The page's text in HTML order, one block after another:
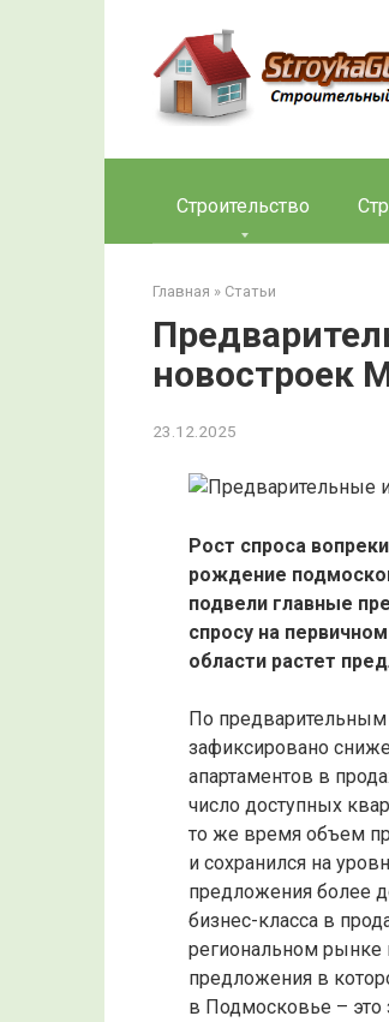
Строительство
Главная » Статьи
новостроек
23.12.2025
Рост спроса
рождение
подвели главные
спросу на
области растет
По предварительным
зафиксировано
апартаментов в
число доступных
то же время объем
и сохранился на
предложения более
бизнес-класса в
региональном
предложения в
в Подмосковье –